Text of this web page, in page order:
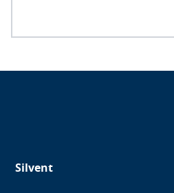
Silvent